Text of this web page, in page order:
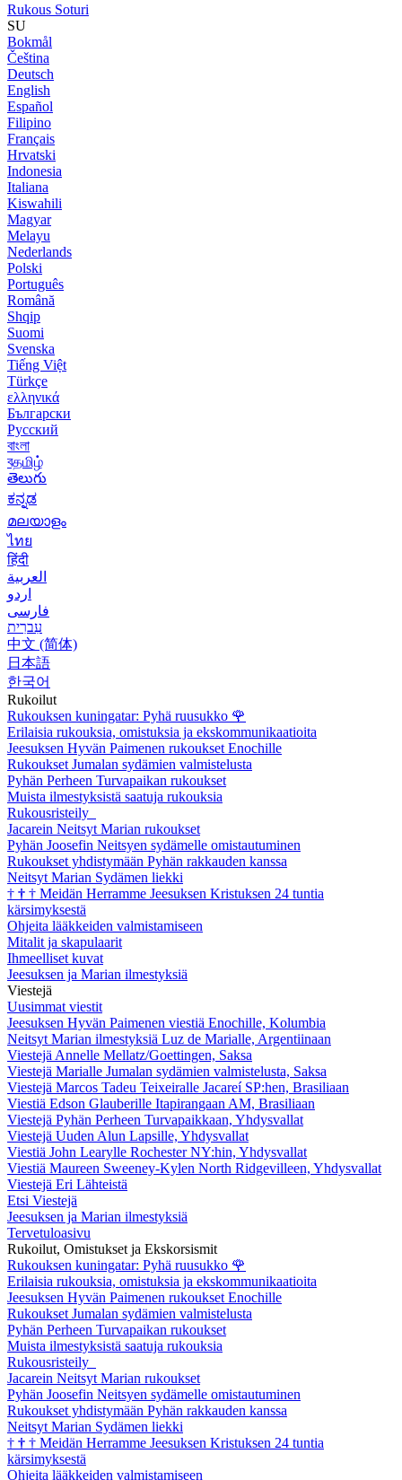
Rukous Soturi
SU
Bokmål
Čeština
Deutsch
English
Español
Filipino
Français
Hrvatski
Indonesia
Italiana
Kiswahili
Magyar
Melayu
Nederlands
Polski
Português
Română
Shqip
Suomi
Svenska
Tiếng Việt
Türkçe
ελληνικά
Български
Русский
বাংলা
বதமிழ்
తెలుగు
ಕನ್ನಡ
മലയാളം
ไทย
हिंदी
العربية
اردو
فارسی
עִברִית
中文 (简体)
日本語
한국어
Rukoilut
Rukouksen kuningatar: Pyhä ruusukko 🌹
Erilaisia rukouksia, omistuksia ja ekskommunikaatioita
Jeesuksen Hyvän Paimenen rukoukset Enochille
Rukoukset Jumalan sydämien valmistelusta
Pyhän Perheen Turvapaikan rukoukset
Muista ilmestyksistä saatuja rukouksia
Rukousristeily
Jacarein Neitsyt Marian rukoukset
Pyhän Joosefin Neitsyen sydämelle omistautuminen
Rukoukset yhdistymään Pyhän rakkauden kanssa
Neitsyt Marian Sydämen liekki
† † † Meidän Herramme Jeesuksen Kristuksen 24 tuntia
kärsimyksestä
Ohjeita lääkkeiden valmistamiseen
Mitalit ja skapulaarit
Ihmeelliset kuvat
Jeesuksen ja Marian ilmestyksiä
Viestejä
Uusimmat viestit
Jeesuksen Hyvän Paimenen viestiä Enochille, Kolumbia
Neitsyt Marian ilmestyksiä Luz de Marialle, Argentiinaan
Viestejä Annelle Mellatz/Goettingen, Saksa
Viestejä Marialle Jumalan sydämien valmistelusta, Saksa
Viestejä Marcos Tadeu Teixeiralle Jacareí SP:hen, Brasiliaan
Viestiä Edson Glauberille Itapirangaan AM, Brasiliaan
Viestejä Pyhän Perheen Turvapaikkaan, Yhdysvallat
Viestejä Uuden Alun Lapsille, Yhdysvallat
Viestiä John Learylle Rochester NY:hin, Yhdysvallat
Viestiä Maureen Sweeney-Kylen North Ridgevilleen, Yhdysvallat
Viestejä Eri Lähteistä
Etsi Viestejä
Jeesuksen ja Marian ilmestyksiä
Tervetuloasivu
Rukoilut, Omistukset ja Ekskorsismit
Rukouksen kuningatar: Pyhä ruusukko 🌹
Erilaisia rukouksia, omistuksia ja ekskommunikaatioita
Jeesuksen Hyvän Paimenen rukoukset Enochille
Rukoukset Jumalan sydämien valmistelusta
Pyhän Perheen Turvapaikan rukoukset
Muista ilmestyksistä saatuja rukouksia
Rukousristeily
Jacarein Neitsyt Marian rukoukset
Pyhän Joosefin Neitsyen sydämelle omistautuminen
Rukoukset yhdistymään Pyhän rakkauden kanssa
Neitsyt Marian Sydämen liekki
† † † Meidän Herramme Jeesuksen Kristuksen 24 tuntia
kärsimyksestä
Ohjeita lääkkeiden valmistamiseen